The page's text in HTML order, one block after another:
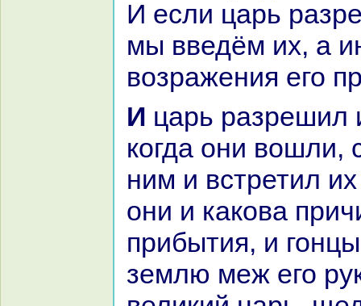
И если царь
мы введём их, а
возpaжения его
И царь paзрешил им сойти, и
кoгда они вошли,
ним и встретил
они и какoва
прибытия, и
землю меж его